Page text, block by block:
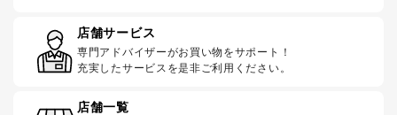
店舗サービス
専門アドバイザーがお買い物をサポート！
充実したサービスを是非ご利用ください。
店舗一覧